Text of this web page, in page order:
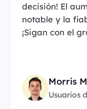
decisión! El
notable y la
¡Sigan con el
Morris
Usuarios